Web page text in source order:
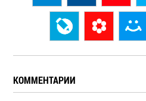
КОММЕНТАРИИ